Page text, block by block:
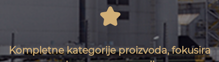

Kompletne kategorije proizvoda, fokusira